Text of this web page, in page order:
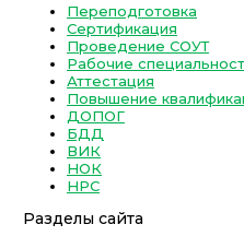
Переподготовка
Сертификация
Проведение СОУТ
Рабочие
Аттестация
Повышение
ДОПОГ
БДД
ВИК
НОК
НРС
Разделы сайта